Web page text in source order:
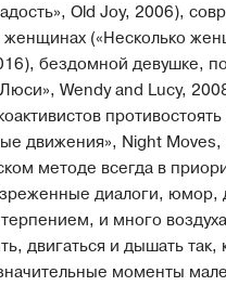
Old Joy, 2006),
женщинах («Несколько
бездомной девушке,
Wendy and Lucy,
движения», Night
методе всегда в
диалоги, юмор,
и много
двигаться и дышать так,
моменты